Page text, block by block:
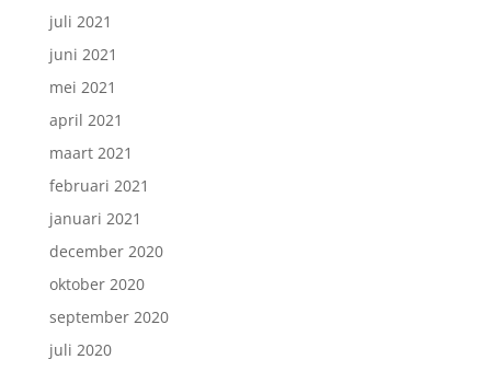
juli 2021
juni 2021
mei 2021
april 2021
maart 2021
februari 2021
januari 2021
december 2020
oktober 2020
september 2020
juli 2020